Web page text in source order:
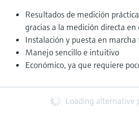
Resultados de medición
gracias a la medición directa en
Instalación y puesta en marcha
Manejo sencillo e intuitivo
Económico, ya que requiere
Loading alternative